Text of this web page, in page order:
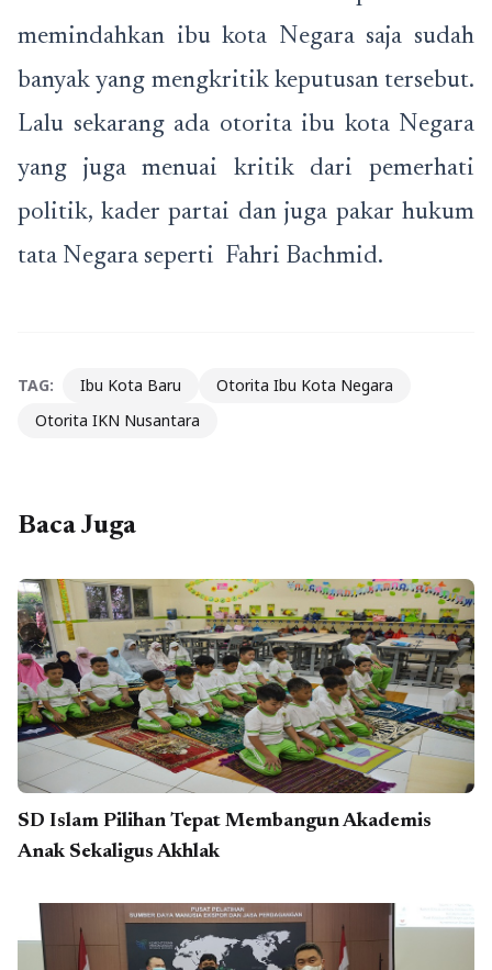
memindahkan ibu kota Negara saja sudah
banyak yang mengkritik keputusan tersebut.
Lalu sekarang ada otorita ibu kota Negara
yang juga menuai kritik dari pemerhati
politik, kader partai dan juga pakar hukum
tata Negara seperti Fahri Bachmid.
TAG: Ibu Kota Baru
Otorita Ibu Kota Negara
Otorita IKN Nusantara
Baca Juga
SD Islam Pilihan Tepat Membangun Akademis
Anak Sekaligus Akhlak